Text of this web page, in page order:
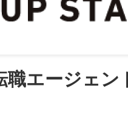
エージェン